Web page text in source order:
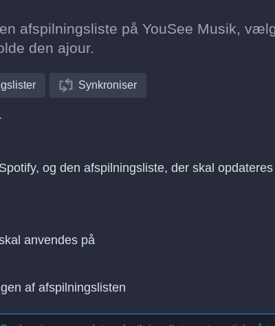
afspilningsliste på YouSee Musik,
den ajour.
Synkroniser
og den afspilningsliste, der skal
anvendes på
af afspilningslisten